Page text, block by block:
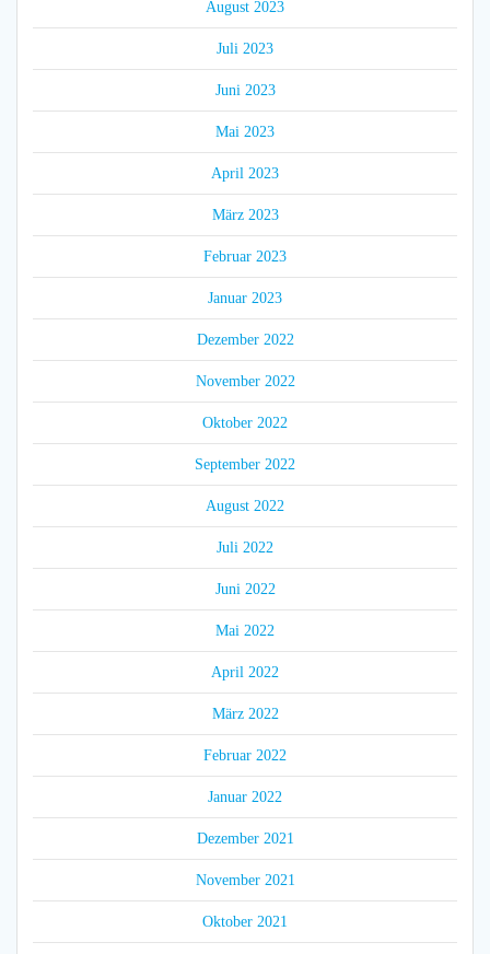
August 2023
Juli 2023
Juni 2023
Mai 2023
April 2023
März 2023
Februar 2023
Januar 2023
Dezember 2022
November 2022
Oktober 2022
September 2022
August 2022
Juli 2022
Juni 2022
Mai 2022
April 2022
März 2022
Februar 2022
Januar 2022
Dezember 2021
November 2021
Oktober 2021